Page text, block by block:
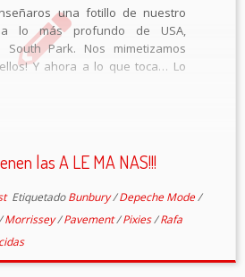
una fotillo de nuestro
lo más profundo de USA,
South Park. Nos mimetizamos
Y ahora a lo que toca… Lo
las A LE MA NAS!!!
EtiquetadoBunbury/Depeche Mode/
Morrissey/Pavement/Pixies/Rafa